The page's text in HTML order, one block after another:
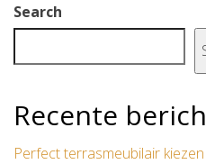
Search
Recente
Perfect terrasmeubilair